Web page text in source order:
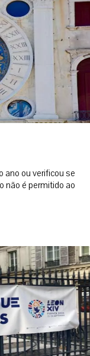
ano ou verificou se
não é permitido ao